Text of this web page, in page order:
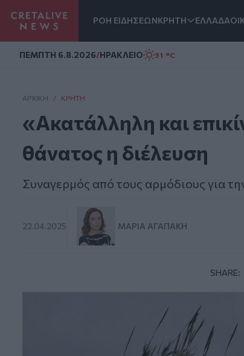
ΡΟΗ ΕΙΔΗΣΕΩΝΚΡΗΤΗ ΕΛΛΑΔΑ
ΠΕΜΠΤΗ 6.8.2026/ΗΡΑΚΛΕΙΟ 31 °C
ΑΡΧΙΚΗ / ΚΡΉΤΗ
«Ακατάλληλη και
θάνατος η διέλευση
Συναγερμός από τους αρμόδιους για
22.04.2025 ΜΑΡΊΑ ΑΓΑΠΆΚΗ
SHARE: